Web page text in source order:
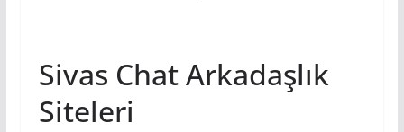
Sivas Chat Arkadaşlık
Siteleri